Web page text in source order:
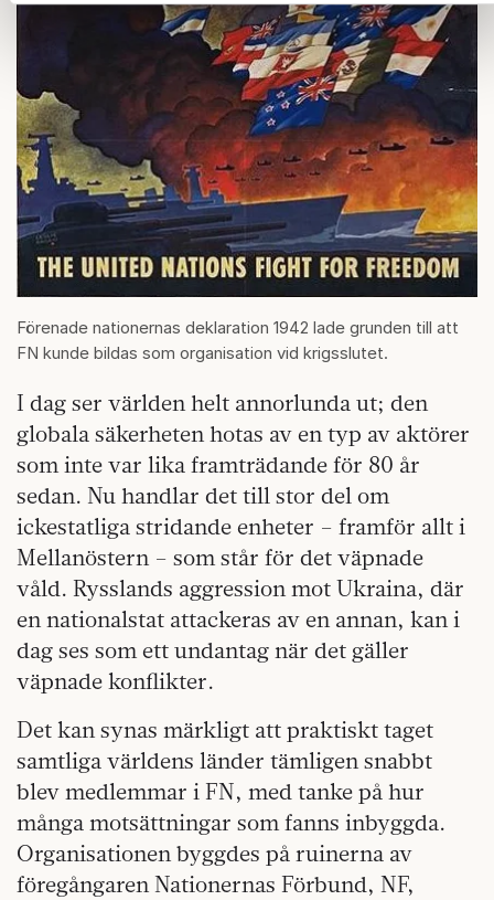
informationen med annan information som du har
tillhandahållit eller som de har samlat in när du har använt
Om du vill läsa mer om hur vi hanterar personuppgifter kan
du göra det
här.
Förenade nationernas deklaration 1942 lade grunden till att
FN kunde bildas som organisation vid krigsslutet.
I dag ser världen helt annorlunda ut; den
globala säkerheten hotas av en typ av aktörer
som inte var lika framträdande för 80 år
sedan. Nu handlar det till stor del om
ickestatliga stridande enheter – framför allt i
Mellanöstern – som står för det väpnade
våld. Rysslands aggression mot Ukraina, där
en nationalstat attackeras av en annan, kan i
dag ses som ett undantag när det gäller
väpnade konflikter.
Det kan synas märkligt att praktiskt taget
samtliga världens länder tämligen snabbt
blev medlemmar i FN, med tanke på hur
många motsättningar som fanns inbyggda.
Organisationen byggdes på ruinerna av
föregångaren Nationernas Förbund, NF,